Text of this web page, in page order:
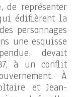
représenter
édifièrent la
personnages
une esquisse
devait
à un conflit
À
et Jean-